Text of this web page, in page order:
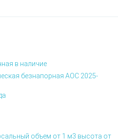
в наличие
безнапорная АОС 2025-
объем от 1 м3 высота от